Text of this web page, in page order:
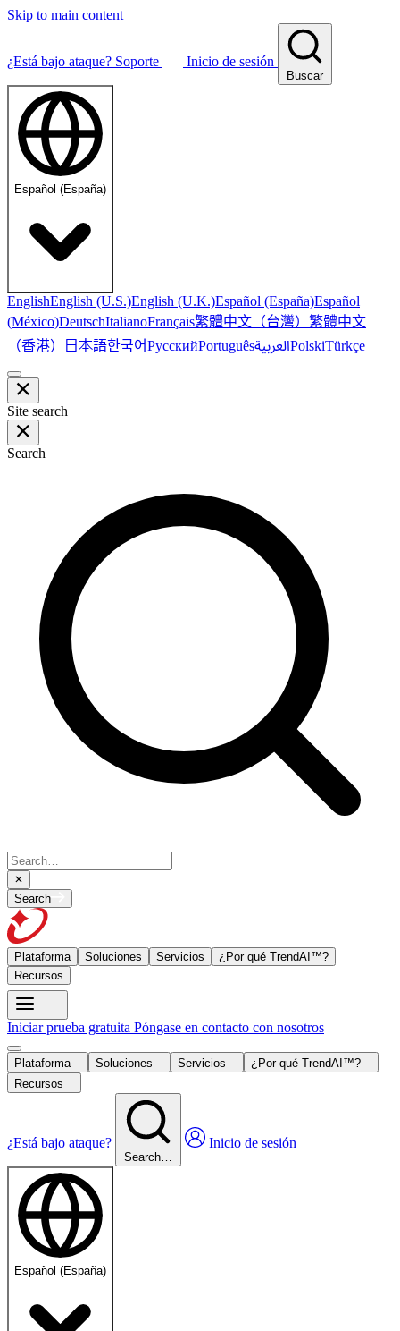
Skip to main content
¿Está bajo ataque? Soporte Inicio de sesión
Buscar
Español (España)
EnglishEnglish (U.S.)English (U.K.)Español (España)Español
(México)DeutschItalianoFrançais繁體中文（台灣） 繁體中文
（香港） 日本語한국어РусскийPortuguêsالعربيةPolskiTürkçe
Site search
Search
Search
Plataforma Soluciones Servicios
¿Por qué TrendAI™?
Recursos
Iniciar prueba gratuita Póngase en contacto con nosotros
Plataforma Soluciones Servicios
¿Por qué TrendAI™?
Recursos
¿Está bajo ataque?
Search…
Inicio de sesión
Español (España)